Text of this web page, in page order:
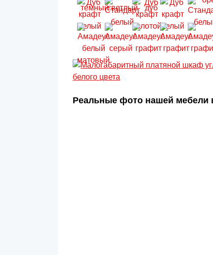
Реальные фото нашей мебели